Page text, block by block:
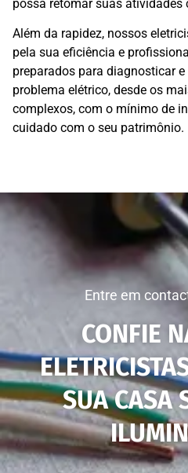
possa retomar suas atividades
Além da rapidez, nossos
pela sua eficiência e
preparados para diagnosticar
problema elétrico, desde os
complexos, com o mínimo de
cuidado com o seu patrimônio.
Entre em
CONFIE
SUA CASA